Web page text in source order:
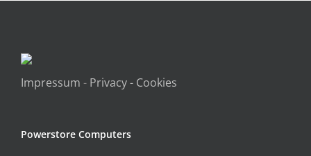
Impressum - Privacy - Cookies
Powerstore Computers